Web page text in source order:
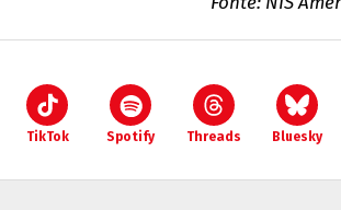
TikTok Spotify Threads Bluesky